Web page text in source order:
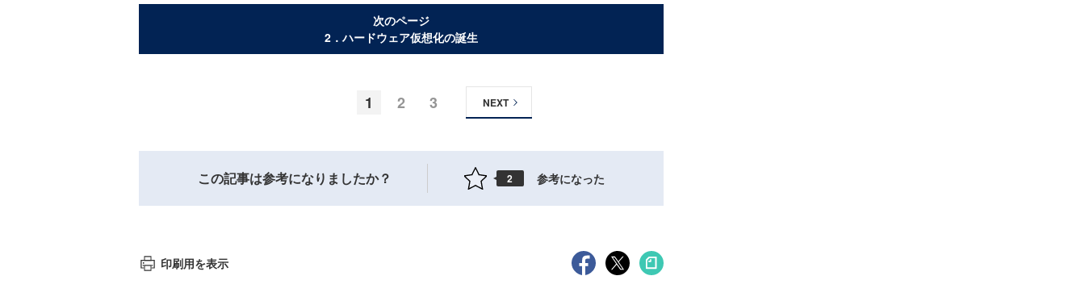
次のページ
2．ハードウェア仮想化の誕生
1 2 3 NEXT
この記事は参考になりましたか？ 2 参考になった
印刷用を表示